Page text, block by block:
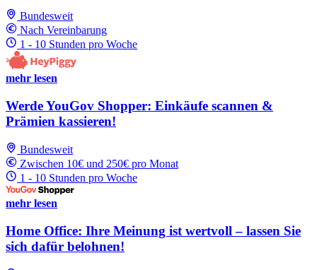
Bundesweit
Nach Vereinbarung
1 - 10 Stunden pro Woche
mehr lesen
Werde YouGov Shopper: Einkäufe scannen &
Prämien kassieren!
Bundesweit
Zwischen 10€ und 250€ pro Monat
1 - 10 Stunden pro Woche
mehr lesen
Home Office: Ihre Meinung ist wertvoll – lassen Sie
sich dafür belohnen!